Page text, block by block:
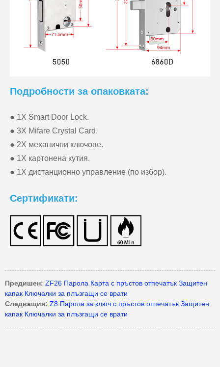
Подробности за опаковката:
● 1X Smart Door Lock.
● 3X Mifare Crystal Card.
● 2X механични ключове.
● 1X картонена кутия.
● 1X дистанционно управление (по избор).
Сертификати:
Предишен: ZF26 Парола Карта с пръстов отпечатък Защитен
капак Ключалки за плъзгащи се врати
Следващия: Z8 Парола за ключ с пръстов отпечатък Защитен
капак Ключалки за плъзгащи се врати